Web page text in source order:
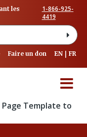
les
1-866-925-
4419
Faire un don EN FR
Template to